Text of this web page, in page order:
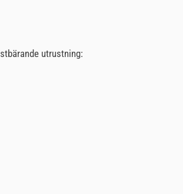
utrustning: